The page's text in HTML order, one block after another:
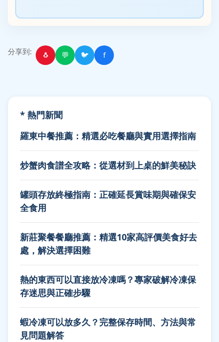
分享到: 🐧 💬 🐦 f
* 熱門新聞
羅東中餐推薦：精選必吃餐廳與實用選擇指南
炒蟹肉食譜全攻略：從選材到上桌的鮮美秘訣
罐頭存放終極指南：正確延長賞味期與確保安
全食用
新莊聚餐餐廳推薦：精選10家高評價美食好去
處，解決選擇困難
熱的東西可以直接放冷凍嗎？專家破解冷凍保
存迷思與正確步驟
蝦冷凍可以放多久？完整保存時間、方法與常
見問題解答